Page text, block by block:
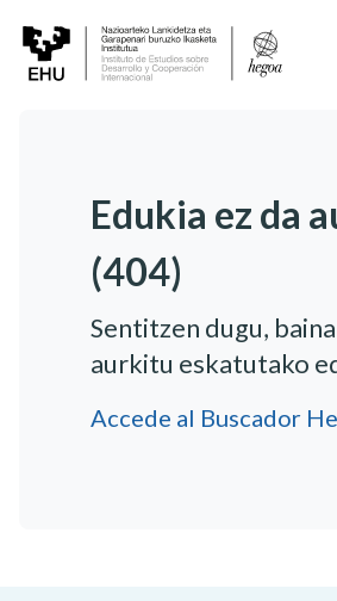
Edukia ez da
(404)
Sentitzen dugu,
aurkitu eskatutako
Accede al Buscador